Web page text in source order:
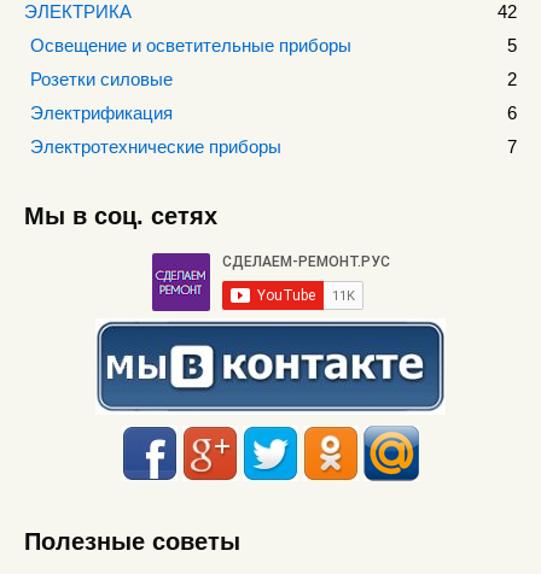
ЭЛЕКТРИКА
42
Освещение и осветительные приборы
5
Розетки силовые
2
Электрификация
6
Электротехнические приборы
7
Мы в соц. сетях
Полезные советы